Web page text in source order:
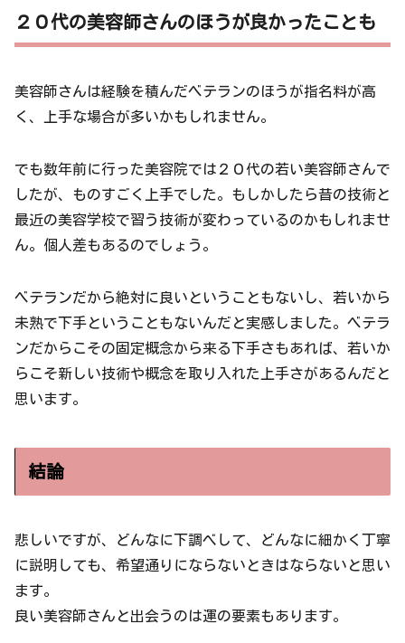
２０代の美容師さんのほうが良かったことも
美容師さんは経験を積んだベテランのほうが指名料が高
く、上手な場合が多いかもしれません。
でも数年前に行った美容院では２０代の若い美容師さんで
したが、ものすごく上手でした。もしかしたら昔の技術と
最近の美容学校で習う技術が変わっているのかもしれませ
ん。個人差もあるのでしょう。
ベテランだから絶対に良いということもないし、若いから
未熟で下手ということもないんだと実感しました。ベテラ
ンだからこその固定概念から来る下手さもあれば、若いか
らこそ新しい技術や概念を取り入れた上手さがあるんだと
思います。
結論
悲しいですが、どんなに下調べして、どんなに細かく丁寧
に説明しても、希望通りにならないときはならないと思い
ます。
良い美容師さんと出会うのは運の要素もあります。